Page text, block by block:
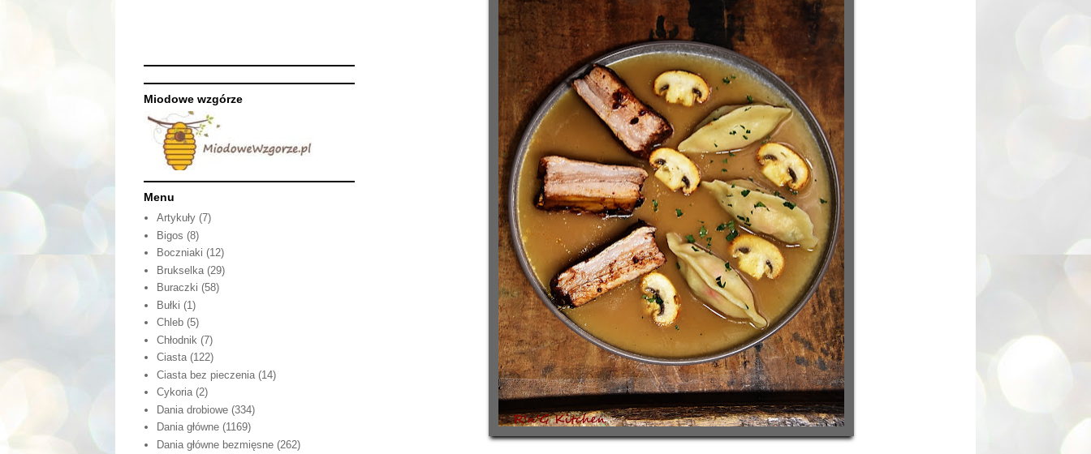
Miodowe wzgórze
Menu
Artykuły (7)
Bigos (8)
Boczniaki (12)
Brukselka (29)
Buraczki (58)
Bułki (1)
Chleb (5)
Chłodnik (7)
Ciasta (122)
Ciasta bez pieczenia (14)
Cykoria (2)
Dania drobiowe (334)
Dania główne (1169)
Dania główne bezmięsne (262)